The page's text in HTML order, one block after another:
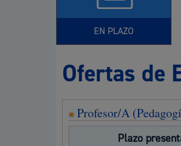
Servicios sociales
Movilidad
EN PLAZO
Ofertas de
Profesor/A
Plazo